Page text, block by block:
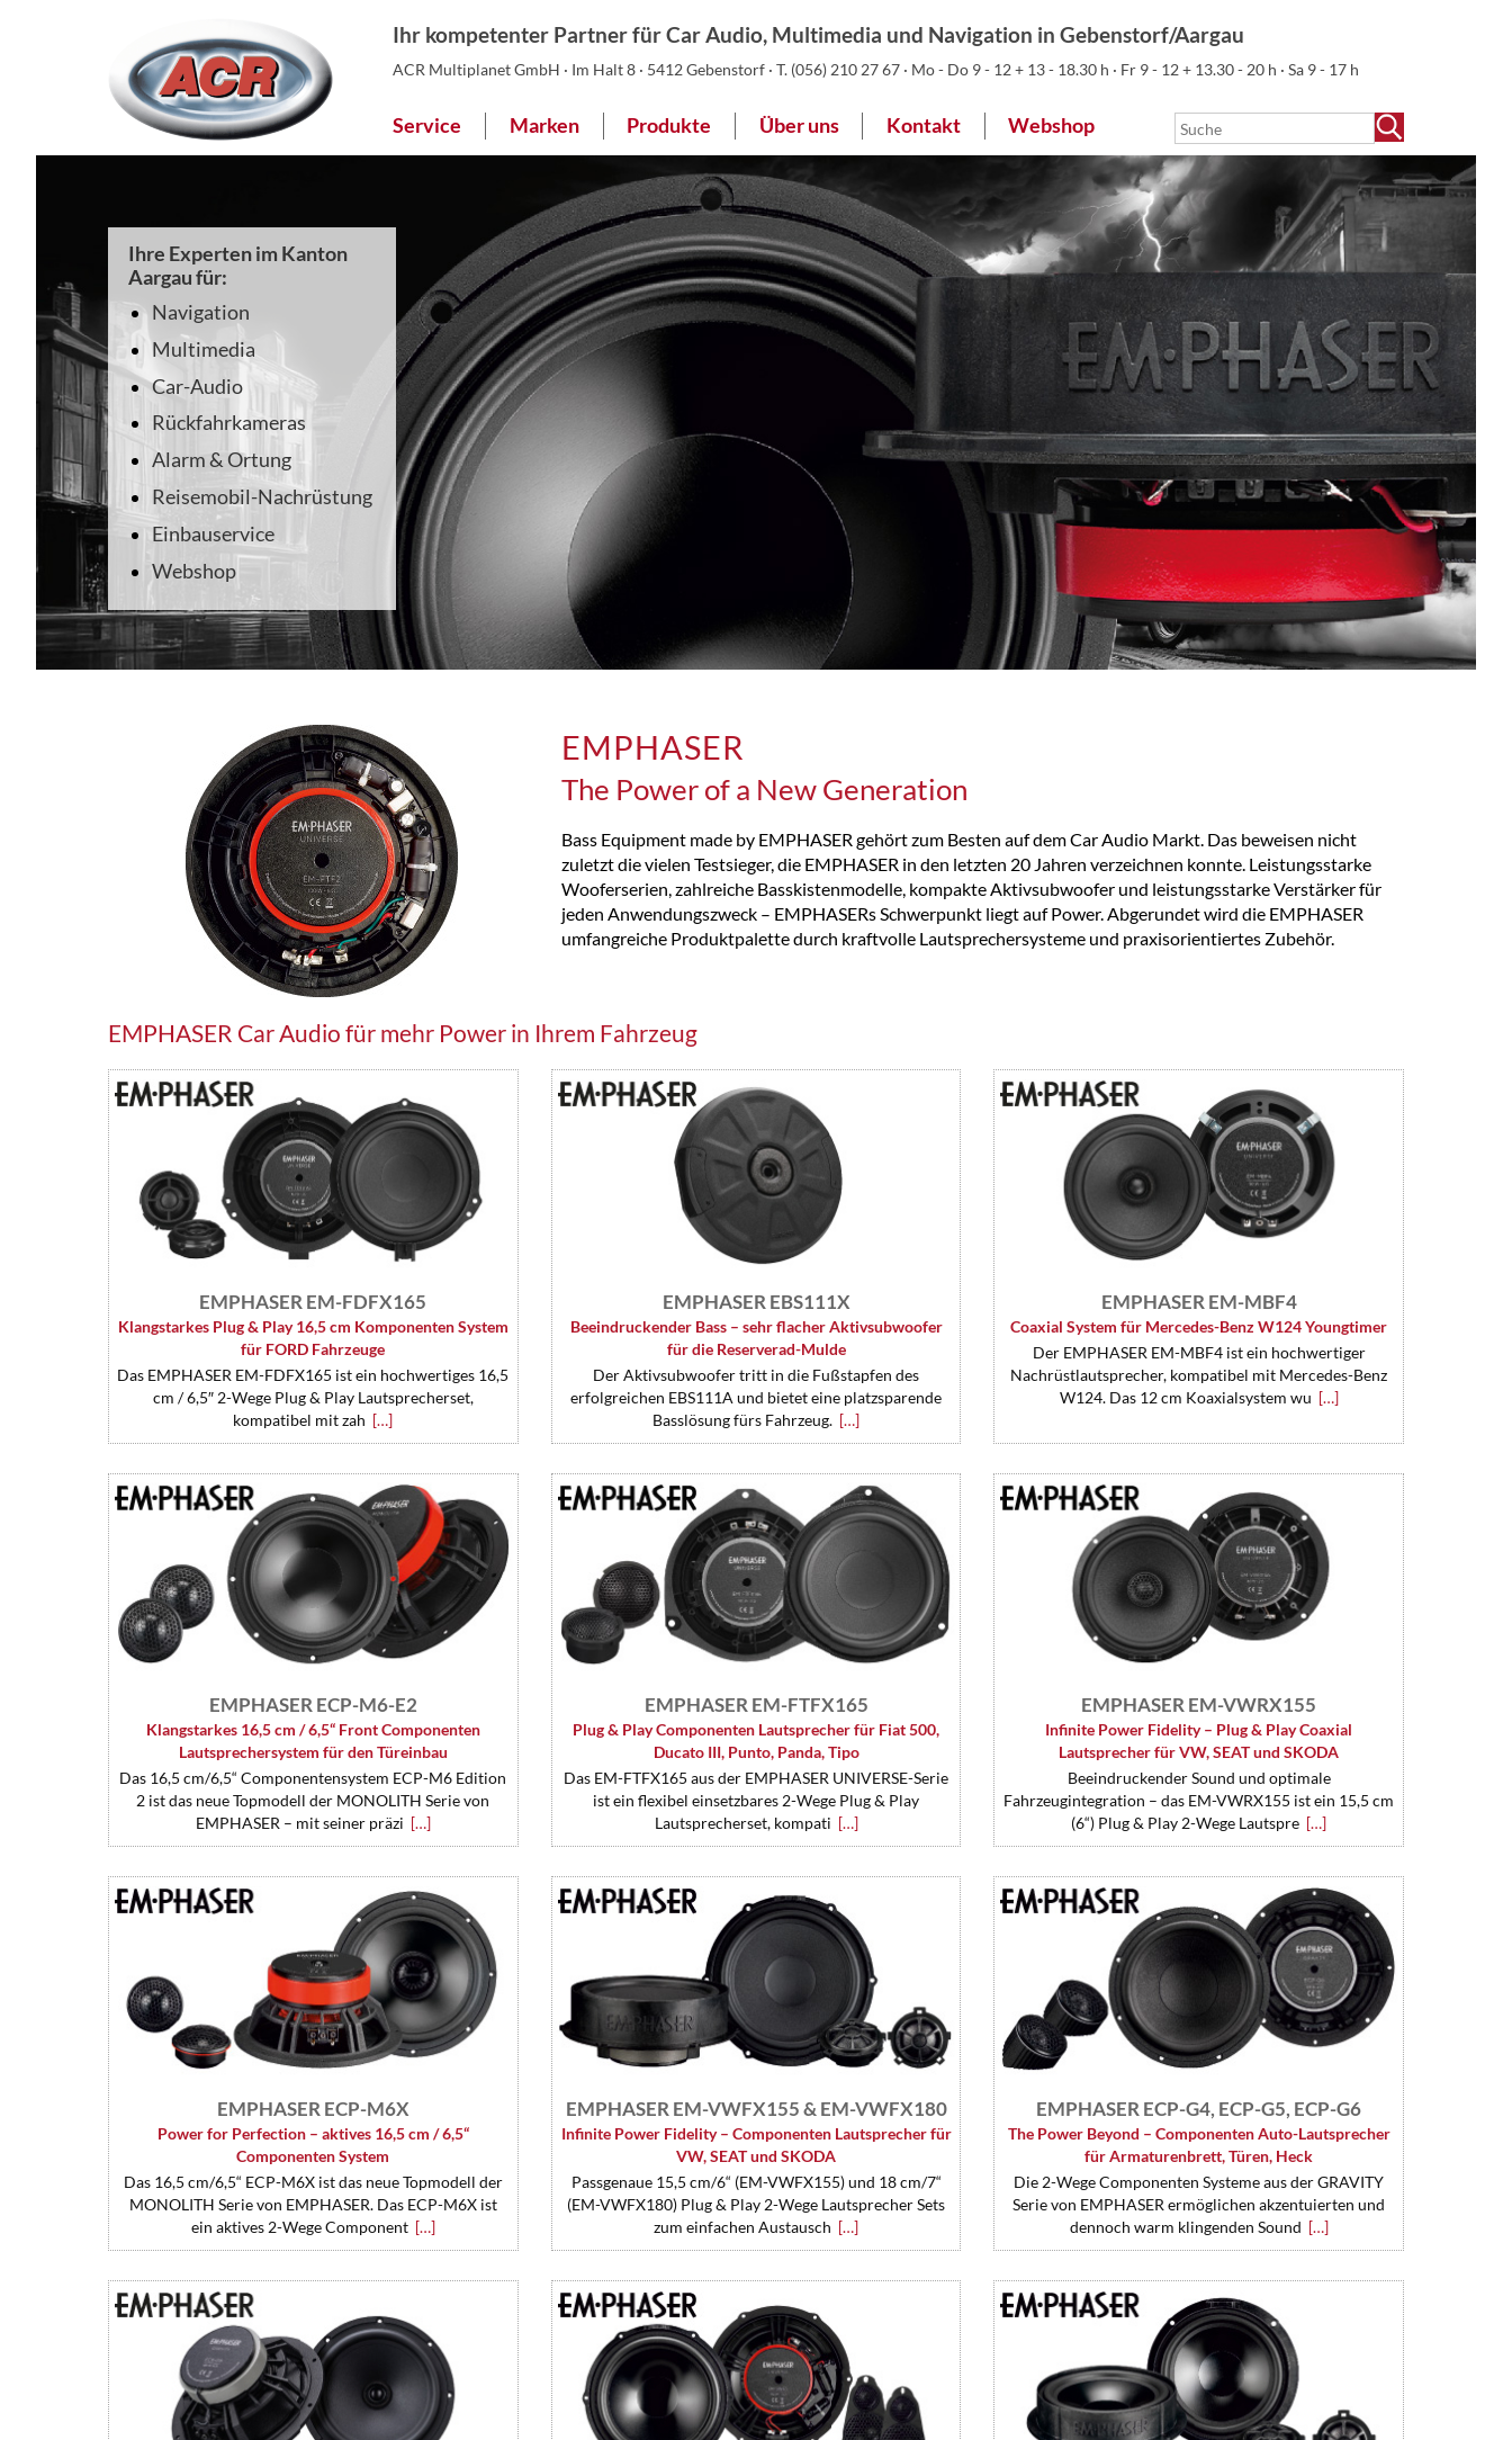
Ihr kompetenter Partner für Car Audio, Multimedia und Navigation in Gebenstorf/Aargau
ACR Multiplanet GmbH · Im Halt 8 · 5412 Gebenstorf · T. (056) 210 27 67 · Mo - Do 9 - 12 + 13 - 18.30 h · Fr 9 - 12 + 13.30 - 20 h · Sa 9 - 17 h
Service Marken Produkte Über uns Kontakt Webshop
Ihre Experten im Kanton
Aargau für:
Navigation
Multimedia
Car-Audio
Rückfahrkameras
Alarm & Ortung
Reisemobil-Nachrüstung
Einbauservice
Webshop
EMPHASER
The Power of a New Generation
Bass Equipment made by EMPHASER gehört zum Besten auf dem Car Audio Markt. Das beweisen nicht
zuletzt die vielen Testsieger, die EMPHASER in den letzten 20 Jahren verzeichnen konnte. Leistungsstarke
Wooferserien, zahlreiche Basskistenmodelle, kompakte Aktivsubwoofer und leistungsstarke Verstärker für
jeden Anwendungszweck – EMPHASERs Schwerpunkt liegt auf Power. Abgerundet wird die EMPHASER
umfangreiche Produktpalette durch kraftvolle Lautsprechersysteme und praxisorientiertes Zubehör.
EMPHASER Car Audio für mehr Power in Ihrem Fahrzeug
EMPHASER EM-FDFX165
Klangstarkes Plug & Play 16,5 cm Komponenten System
für FORD Fahrzeuge
Das EMPHASER EM-FDFX165 ist ein hochwertiges 16,5
cm / 6,5″ 2-Wege Plug & Play Lautsprecherset,
kompatibel mit zah […]
EMPHASER EBS111X
Beeindruckender Bass – sehr flacher Aktivsubwoofer
für die Reserverad-Mulde
Der Aktivsubwoofer tritt in die Fußstapfen des
erfolgreichen EBS111A und bietet eine platzsparende
Basslösung fürs Fahrzeug. […]
EMPHASER EM-MBF4
Coaxial System für Mercedes-Benz W124 Youngtimer
Der EMPHASER EM-MBF4 ist ein hochwertiger
Nachrüstlautsprecher, kompatibel mit Mercedes-Benz
W124. Das 12 cm Koaxialsystem wu […]
EMPHASER ECP-M6-E2
Klangstarkes 16,5 cm / 6,5“ Front Componenten
Lautsprechersystem für den Türeinbau
Das 16,5 cm/6,5“ Componentensystem ECP-M6 Edition
2 ist das neue Topmodell der MONOLITH Serie von
EMPHASER – mit seiner präzi […]
EMPHASER EM-FTFX165
Plug & Play Componenten Lautsprecher für Fiat 500,
Ducato III, Punto, Panda, Tipo
Das EM-FTFX165 aus der EMPHASER UNIVERSE-Serie
ist ein flexibel einsetzbares 2-Wege Plug & Play
Lautsprecherset, kompati […]
EMPHASER EM-VWRX155
Infinite Power Fidelity – Plug & Play Coaxial
Lautsprecher für VW, SEAT und SKODA
Beeindruckender Sound und optimale
Fahrzeugintegration – das EM-VWRX155 ist ein 15,5 cm
(6“) Plug & Play 2-Wege Lautspre […]
EMPHASER ECP-M6X
Power for Perfection – aktives 16,5 cm / 6,5“
Componenten System
Das 16,5 cm/6,5“ ECP-M6X ist das neue Topmodell der
MONOLITH Serie von EMPHASER. Das ECP-M6X ist
ein aktives 2-Wege Component […]
EMPHASER EM-VWFX155 & EM-VWFX180
Infinite Power Fidelity – Componenten Lautsprecher für
VW, SEAT und SKODA
Passgenaue 15,5 cm/6“ (EM-VWFX155) und 18 cm/7“
(EM-VWFX180) Plug & Play 2-Wege Lautsprecher Sets
zum einfachen Austausch […]
EMPHASER ECP-G4, ECP-G5, ECP-G6
The Power Beyond – Componenten Auto-Lautsprecher
für Armaturenbrett, Türen, Heck
Die 2-Wege Componenten Systeme aus der GRAVITY
Serie von EMPHASER ermöglichen akzentuierten und
dennoch warm klingenden Sound […]